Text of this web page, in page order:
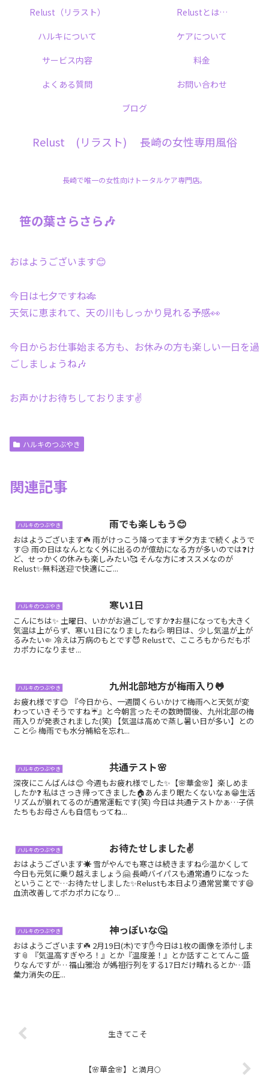
Relust (リラスト) 長崎の女性専用風俗
長崎で唯一の女性向けトータルケア専門店。
Relust（リラスト）
Relustとは…
ハルキについて
ケアについて
サービス内容
料金
よくある質問
お問い合わせ
ブログ
笹の葉さらさら🎶
おはようございます😊
今日は七夕ですね🎋
天気に恵まれて、天の川もしっかり見れる予感👀
今日からお仕事始まる方も、お休みの方も楽しい一日を過
ごしましょうね🎶
お声かけお待ちしております✌️
ハルキのつぶやき
関連記事
ハルキのつぶやき 雨でも楽しもう😊
おはようございます☘️ 雨がけっこう降ってます☔夕方まで続くようで
す😥 雨の日はなんとなく外に出るのが億劫になる方が多いのでは❓け
ど、せっかくの休みも楽しみたい🥰 そんな方にオススメなのが
Relust✨無料送迎で快適にご...
ハルキのつぶやき 寒い1日
こんにちは✨ 土曜日、いかがお過ごしですか❓お昼になっても大きく
気温は上がらず、寒い1日になりましたね💦 明日は、少し気温が上が
るみたい🤏 冷えは万病のもとです😈 Relustで、こころもからだもポ
カポカになりませ...
ハルキのつぶやき 九州北部地方が梅雨入り🐸
お疲れ様です😊 『今日から、一週間くらいかけて梅雨へと天気が変
わっていきそうですね☔』と今朝言ったその数時間後、九州北部の梅
雨入りが発表されました(笑) 【気温は高めで蒸し暑い日が多い】との
こと💦 梅雨でも水分補給を忘れ...
ハルキのつぶやき 共通テスト🌸
深夜にこんばんは😊 今週もお疲れ様でした✨【🌸華金🌸】楽しめま
したか❓ 私はさっき帰ってきました🏠あんまり眠たくないなぁ😁生活
リズムが崩れてるのが通常運転です(笑) 今日は共通テストかぁ…子供
たちもお母さんも自信もってね...
ハルキのつぶやき お待たせしました✌️
おはようございます☀ 雪がやんでも寒さは続きますね💦温かくして
今日も元気に乗り越えましょう🤗 長崎バイパスも通常通りになった
ということで…お待たせしました✨Relustも本日より通常営業です😄
血流改善してポカポカになり...
ハルキのつぶやき 神っぽいな🤔
おはようございます☘️ 2月19日(木)です✋今日は1枚の画像を添付しま
す📎 『気温高すぎやろ！』とか『温度差！』とか話すことてんこ盛
りなんですが… 福山雅治 が媽祖行列をする17日だけ晴れるとか…語
彙力消失の圧...
生きてこそ
【🌸華金🌸】と満月🌕